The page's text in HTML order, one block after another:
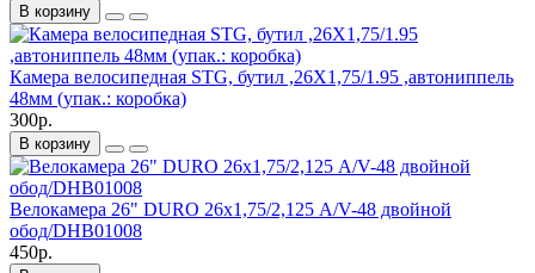
В корзину
Камера велосипедная STG, бутил ,26Х1,75/1.95 ,автониппель
48мм (упак.: коробка)
300р.
В корзину
Велокамера 26" DURO 26х1,75/2,125 А/V-48 двойной
обод/DHB01008
450р.